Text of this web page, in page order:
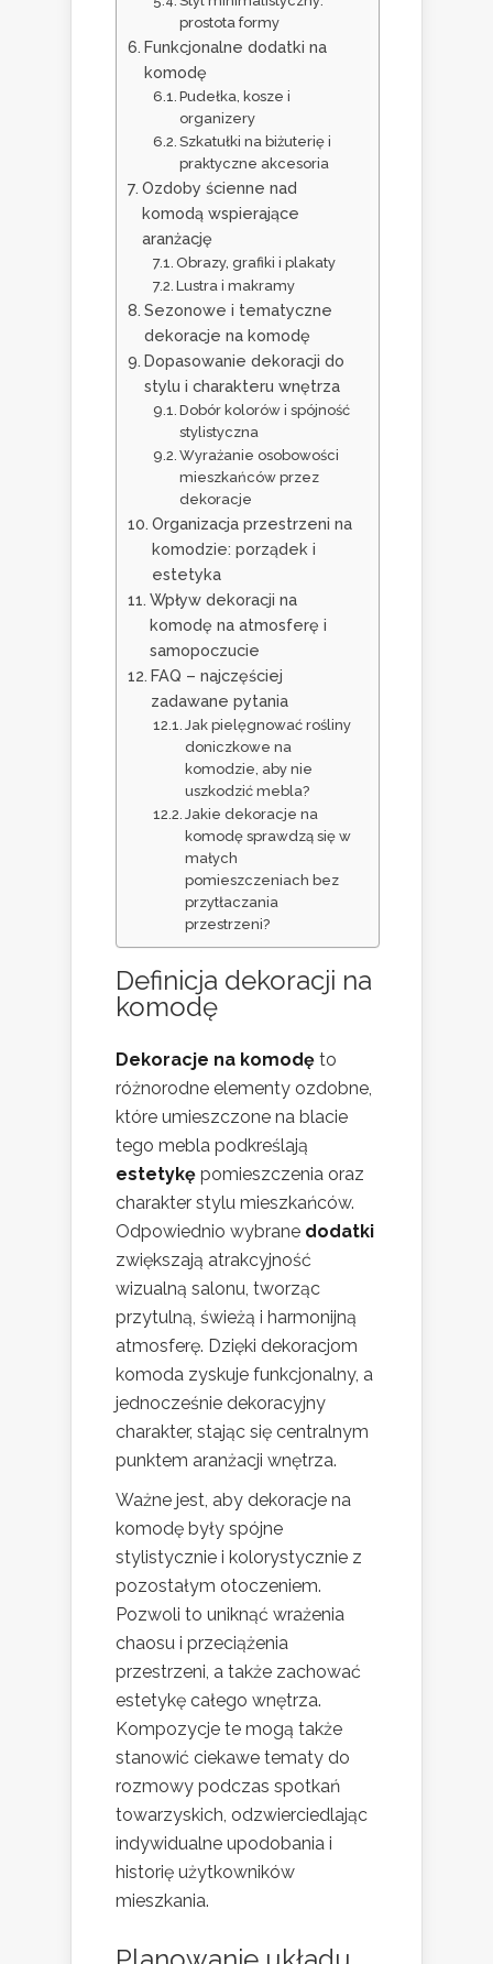
prostota formy
Funkcjonalne dodatki na
komodę
Pudełka, kosze i
organizery
Szkatułki na biżuterię i
praktyczne akcesoria
Ozdoby ścienne nad
komodą wspierające
aranżację
Obrazy, grafiki i plakaty
Lustra i makramy
Sezonowe i tematyczne
dekoracje na komodę
Dopasowanie dekoracji do
stylu i charakteru wnętrza
Dobór kolorów i spójność
stylistyczna
Wyrażanie osobowości
mieszkańców przez
dekoracje
Organizacja przestrzeni na
komodzie: porządek i
estetyka
Wpływ dekoracji na
komodę na atmosferę i
samopoczucie
FAQ – najczęściej
zadawane pytania
Jak pielęgnować rośliny
doniczkowe na
komodzie, aby nie
uszkodzić mebla?
Jakie dekoracje na
komodę sprawdzą się w
małych
pomieszczeniach bez
przytłaczania
przestrzeni?
Definicja dekoracji na
komodę
Dekoracje na komodę to
różnorodne elementy ozdobne,
które umieszczone na blacie
tego mebla podkreślają
estetykę pomieszczenia oraz
charakter stylu mieszkańców.
Odpowiednio wybrane dodatki
zwiększają atrakcyjność
wizualną salonu, tworząc
przytulną, świeżą i harmonijną
atmosferę. Dzięki dekoracjom
komoda zyskuje funkcjonalny, a
jednocześnie dekoracyjny
charakter, stając się centralnym
punktem aranżacji wnętrza.
Ważne jest, aby dekoracje na
komodę były spójne
stylistycznie i kolorystycznie z
pozostałym otoczeniem.
Pozwoli to uniknąć wrażenia
chaosu i przeciążenia
przestrzeni, a także zachować
estetykę całego wnętrza.
Kompozycje te mogą także
stanowić ciekawe tematy do
rozmowy podczas spotkań
towarzyskich, odzwierciedlając
indywidualne upodobania i
historię użytkowników
mieszkania.